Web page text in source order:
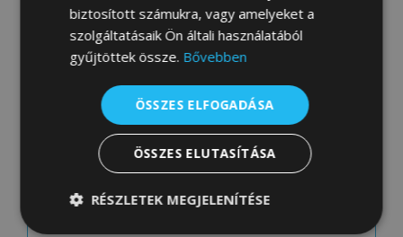
SARKOKON ÉS A TETŐ ÉLEIN
823600 Ft
biztosított számukra, vagy amelyeket a
szolgáltatásaik Ön általi használatából
gyűjtöttek össze. Bővebben
ÖSSZES ELFOGADÁSA
ÖSSZES ELUTASÍTÁSA
RÉSZLETEK MEGJELENÍTÉSE